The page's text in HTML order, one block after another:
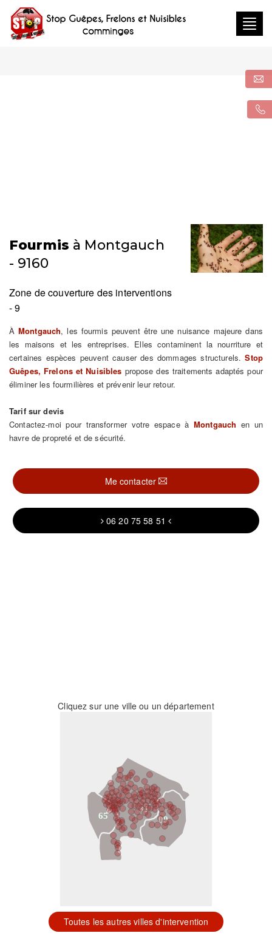
Fourmis à Montgauch
- 9160
Zone de couverture des interventions
- 9
ÀMontgauch, les fourmis peuvent être une nuisance majeure dans
les maisons et les entreprises. Elles contaminent la nourriture et
certaines espèces peuvent causer des dommages structurels.Stop
Guêpes, Frelons et Nuisibles propose des traitements adaptés pour
éliminer les fourmilières et prévenir leur retour.
Tarif sur devis
Contactez-moi pour transformer votre espace àMontgauch en un
havre de propreté et de sécurité.
Me contacter
06 20 75 58 51
Cliquez sur une ville ou un département
31
09
65
Toutes les autres villes d'intervention